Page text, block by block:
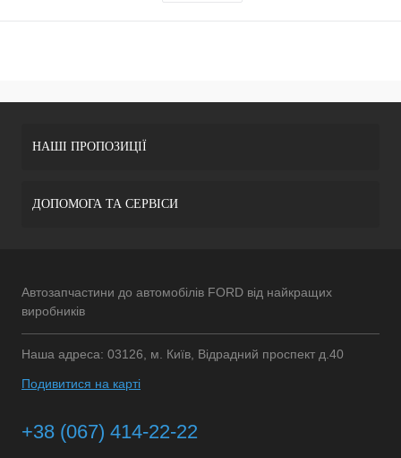
НАШІ ПРОПОЗИЦІЇ
ДОПОМОГА ТА СЕРВІСИ
Автозапчастини до автомобілів FORD від найкращих
виробників
Наша адреса: 03126, м. Київ, Відрадний проспект д.40
Подивитися на карті
+38 (067) 414-22-22